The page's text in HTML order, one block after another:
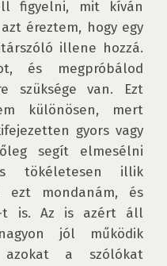
figyelni, mit kíván
éreztem, hogy egy
illene hozzá.
és megpróbálod
szüksége van. Ezt
különösen, mert
gyors vagy
segít elmesélni
tökéletesen illik
ezt mondanám, és
t is. Az is azért áll
jól működik
a szólókat